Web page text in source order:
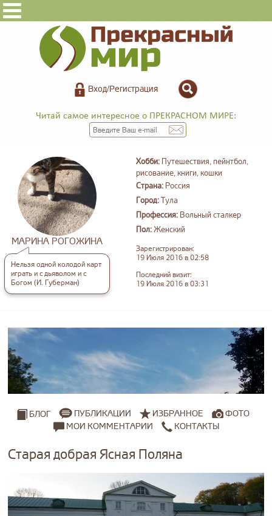
Вход/Регистрация
Читай самое интересное о ПРЕКРАСНОМ МИРЕ:
МАРИНА РОГОЖИНА
Нельзя одной колодой карт
играть и с дьяволом и с
Богом (И. Губерман)
Хобби: Путешествия, пейнтбол,
рисование, книги, кошки
Страна: Россия
Город:Тула
Профессия: Вольный сталкер
Пол:Женский
Зарегистрирован:
19 Июля 2016 в 02:58
Последний визит:
19 Июля 2016 в 03:31
БЛОГ ПУБЛИКАЦИИ ИЗБРАННОЕ
ФОТО
МОИ КОММЕНТАРИИ
КОНТАКТЫ
Старая добрая Ясная Поляна